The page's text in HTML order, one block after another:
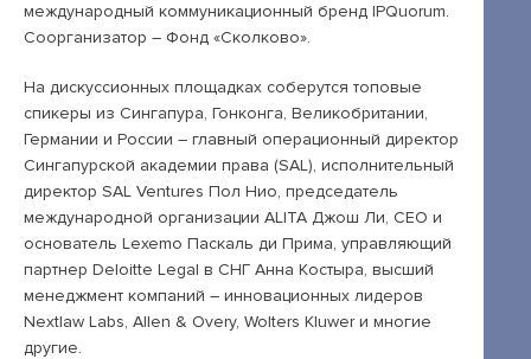
Политика обработки персональных данных
политике
+7 495 789-00-47
международный коммуникационный бренд IPQuorum.
Соорганизатор – Фонд «Сколково».
На дискуссионных площадках соберутся топовые
спикеры из Сингапура, Гонконга, Великобритании,
Германии и России – главный операционный директор
Сингапурской академии права (SAL), исполнительный
директор SAL Ventures Пол Нио, председатель
международной организации ALITA Джош Ли, CEO и
основатель Lexemo Паскаль ди Прима, управляющий
партнер Deloitte Legal в СНГ Анна Костыра, высший
менеджмент компаний – инновационных лидеров
Nextlaw Labs, Allen & Overy, Wolters Kluwer и многие
другие.